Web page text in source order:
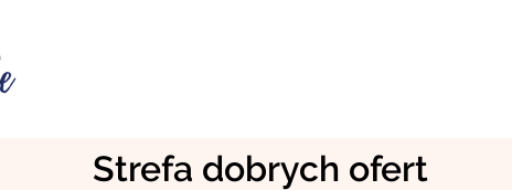
Strefa dobrych ofert